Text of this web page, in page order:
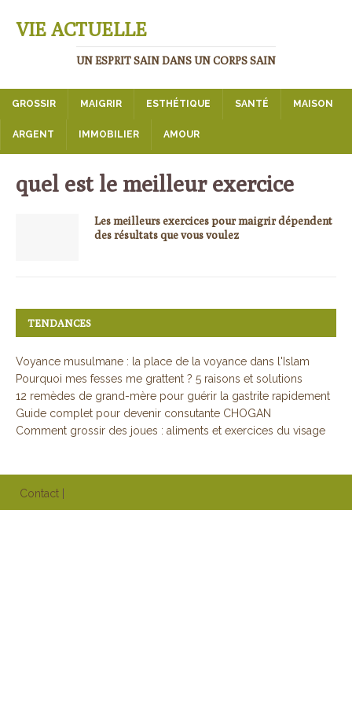
VIE ACTUELLE
UN ESPRIT SAIN DANS UN CORPS SAIN
GROSSIR MAIGRIR ESTHÉTIQUE SANTÉ MAISON
ARGENT IMMOBILIER AMOUR
quel est le meilleur exercice
Les meilleurs exercices pour maigrir dépendent
des résultats que vous voulez
TENDANCES
Voyance musulmane : la place de la voyance dans l'Islam
Pourquoi mes fesses me grattent ? 5 raisons et solutions
12 remèdes de grand-mère pour guérir la gastrite rapidement
Guide complet pour devenir consutante CHOGAN
Comment grossir des joues : aliments et exercices du visage
Contact